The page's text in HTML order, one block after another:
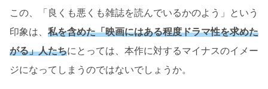
この、「良くも悪くも雑誌を読んでいるかのよう」という
印象は、 私を含めた「映画にはある程度ドラマ性を求めた
がる」人たちにとっては、本作に対するマイナスのイメー
ジになってしまうのではないでしょうか。